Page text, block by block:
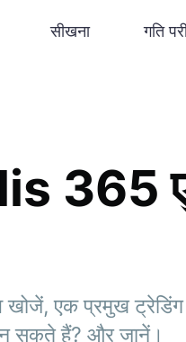
सीखना गति
365
एक प्रमुख ट्रेडिंग
सकते हैं? और जानें।